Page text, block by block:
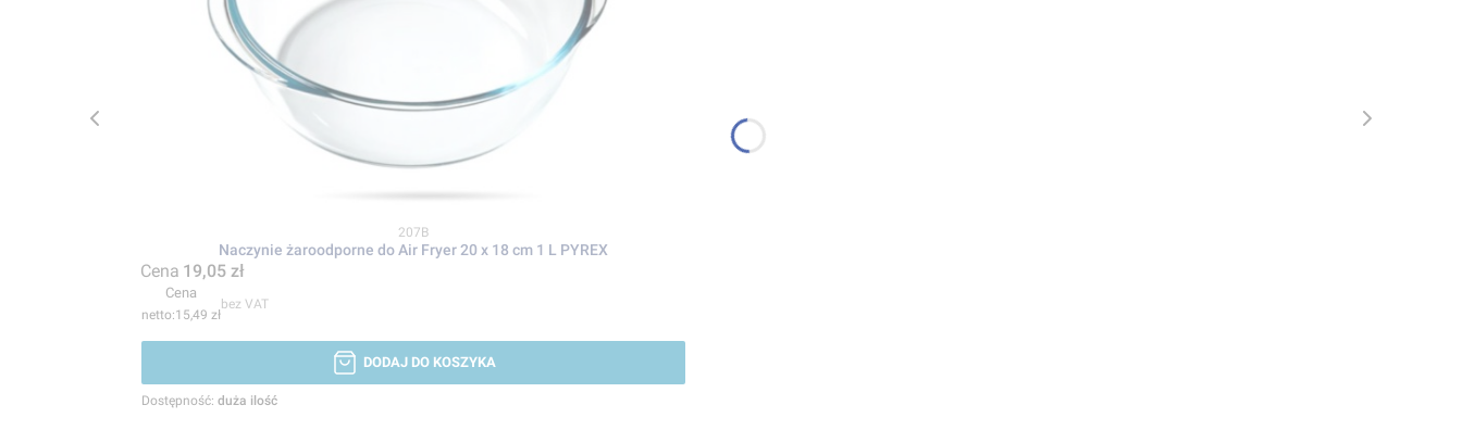
Kod produktu
207B
Naczynie żaroodporne do Air Fryer 20 x 18 cm 1 L PYREX
Cena 19,05 zł
Cena
15,49 zł
bez VAT
DODAJ DO KOSZYKA
Dostępność: duża ilość